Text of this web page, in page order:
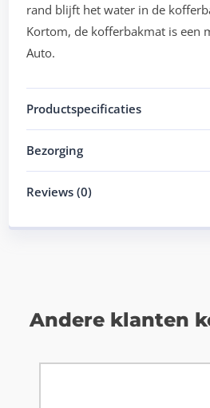
rand blijft het water in de
Kortom, de kofferbakmat is een
Auto.
Productspecificaties
Bezorging
Reviews (0)
Andere klanten